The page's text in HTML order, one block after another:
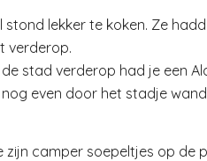
lekker te koken. Ze
verderop.
stad verderop had je een
even door het stadje
camper soepeltjes op de